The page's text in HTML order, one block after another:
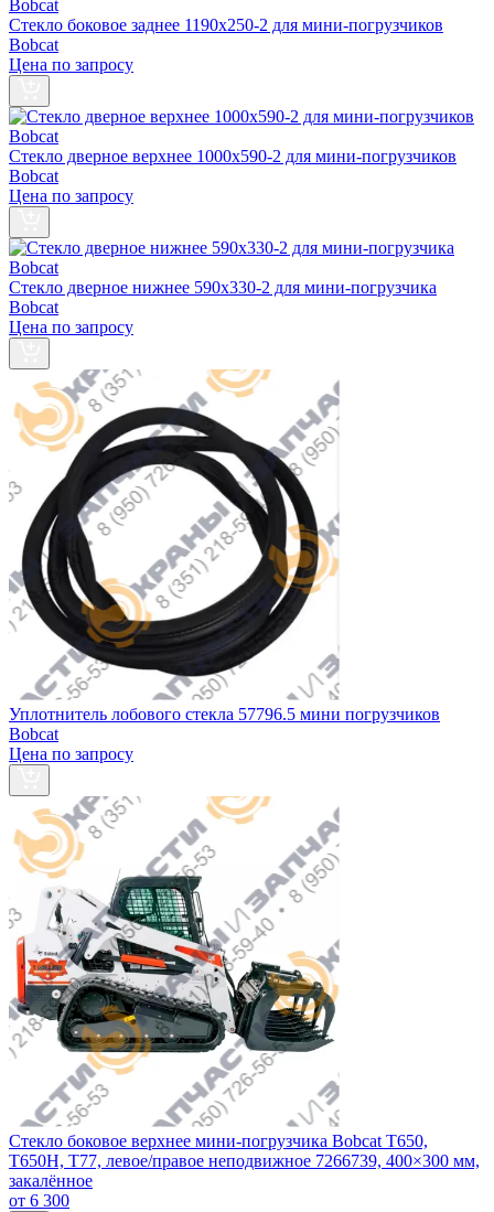
Стекло боковое заднее 1190х250-2 для мини-погрузчиков
Bobcat
Цена по запросу
Стекло дверное верхнее 1000х590-2 для мини-погрузчиков
Bobcat
Цена по запросу
Стекло дверное нижнее 590х330-2 для мини-погрузчика
Bobcat
Цена по запросу
Уплотнитель лобового стекла 57796.5 мини погрузчиков
Bobcat
Цена по запросу
Стекло боковое верхнее мини‑погрузчика Bobcat T650,
T650H, T77, левое/правое неподвижное 7266739, 400×300 мм,
закалённое
от 6 300